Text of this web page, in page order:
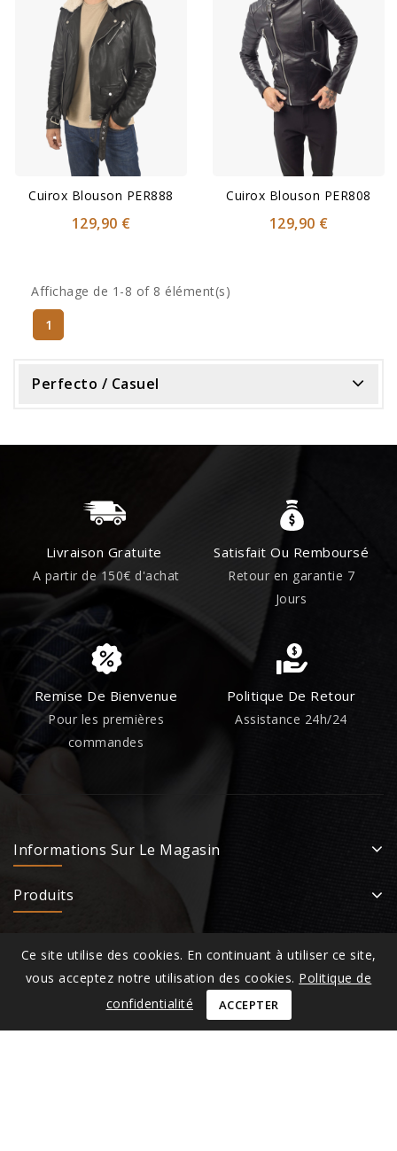
Cuirox Blouson PER888
129,90 €
Cuirox Blouson PER808
129,90 €
Affichage de 1-8 of 8 élément(s)
1
Perfecto / Casuel
Livraison Gratuite
A partir de 150€ d'achat
Satisfait Ou Remboursé
Retour en garantie 7
Jours
Remise De Bienvenue
Pour les premières
commandes
Politique De Retour
Assistance 24h/24
Informations Sur Le Magasin
Produits
Our Newsletter!
Subscribe to our latest newsletter to get news about
Ce site utilise des cookies. En continuant à utiliser ce site,
vous acceptez notre utilisation des cookies. Politique de
confidentialité
ACCEPTER